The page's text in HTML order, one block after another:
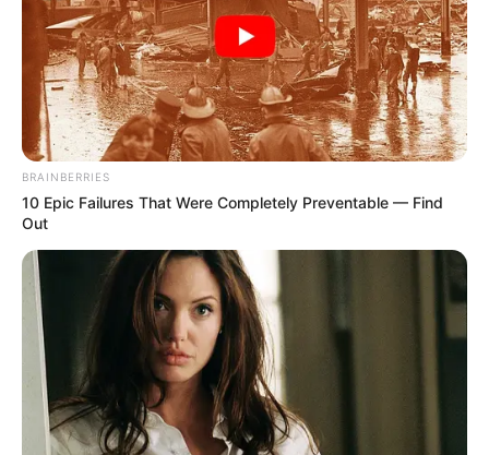
BRAINBERRIES
10 Epic Failures That Were Completely Preventable — Find
Out